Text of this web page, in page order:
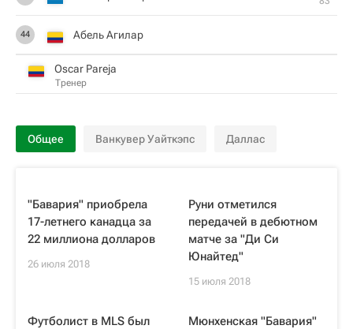
44 Абель Агилар
Oscar Pareja
Тренер
Общее Ванкувер Уайткэпс Даллас
"Бавария" приобрела
17-летнего канадца за
22 миллиона долларов
26 июля 2018
Руни отметился
передачей в дебютном
матче за "Ди Си
Юнайтед"
15 июля 2018
Футболист в MLS был
Мюнхенская "Бавария"